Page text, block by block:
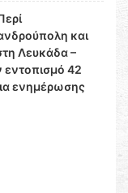
και
Λευκάδα –
εντοπισμό 42
ενημέρωσης